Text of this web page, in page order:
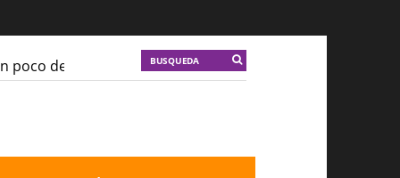
poco de locura para la cordura